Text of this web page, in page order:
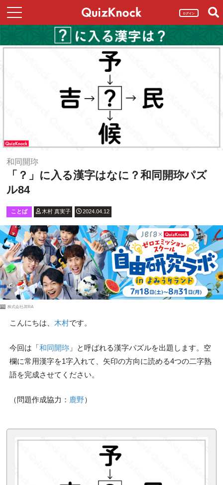
ログイン
和同開珎
「？」に入る漢字はなに？和同開珎パズ
ル84
ことば 木村 真実子 2024.04.12
PR 株式会社JERA
こんにちは、 木村です。
今回は「和同開珎」と呼ばれる漢字パズルを出題します。空
欄に常用漢字を1字入れて、矢印の方向に読める4つの二字熟
語を完成させてください。
（問題作成協力： 鹿野）